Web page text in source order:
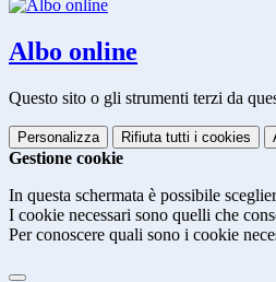
Albo online
Questo sito o gli strumenti terzi da
Personalizza Rifiuta tutti i cookies
Gestione cookie
In questa schermata è possibile
I cookie necessari sono quelli che
Per conoscere quali sono i cookie